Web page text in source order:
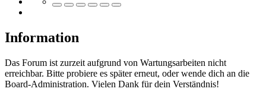
Information
Das Forum ist zurzeit aufgrund von Wartungsarbeiten nicht
erreichbar. Bitte probiere es später erneut, oder wende dich an die
Board-Administration. Vielen Dank für dein Verständnis!